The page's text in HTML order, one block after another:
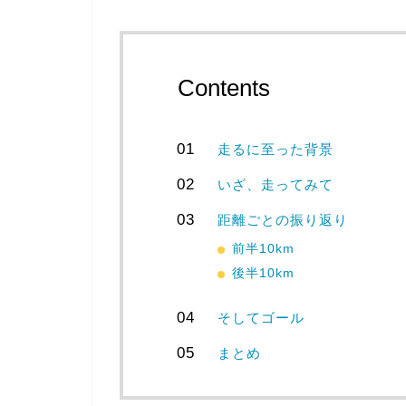
Contents
走るに至った背景
いざ、走ってみて
距離ごとの振り返り
前半10km
後半10km
そしてゴール
まとめ